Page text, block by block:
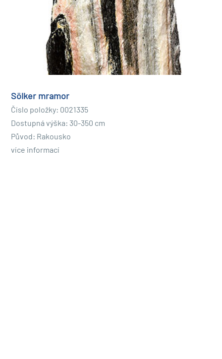
Sölker mramor
Číslo položky: 0021335
Dostupná výška: 30-350 cm
Původ: Rakousko
více informací